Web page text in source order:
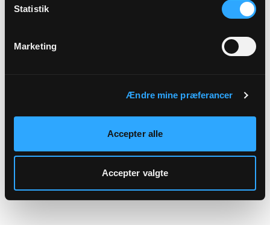
Statistik
Marketing
Ændre mine præferancer
Accepter alle
Accepter valgte